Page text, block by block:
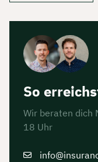
So
Wir beraten dich
18 Uhr